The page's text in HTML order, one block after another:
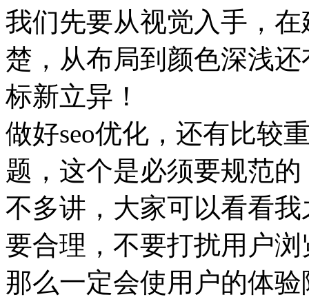
我们先要从视觉入手，
楚，从布局到颜色深浅
标新立异！
做好seo优化，还有比较
题，这个是必须要规范
不多讲，大家可以看看
要合理，不要打扰用户
那么一定会使用户的体